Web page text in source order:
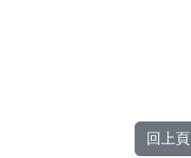
回上頁